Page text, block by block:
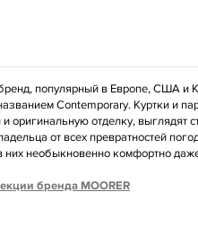
популярный в Европе, США и
Contemporary. Куртки и
оригинальную отделку, выглядят
от всех превратностей
них необыкновенно комфортно
бренда MOORER